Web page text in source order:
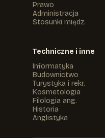
Prawo
Administracja
Stosunki międz.
Techniczne i inne
Informatyka
Budownictwo
Turystyka i rekr.
Kosmetologia
Filologia ang.
Historia
Anglistyka